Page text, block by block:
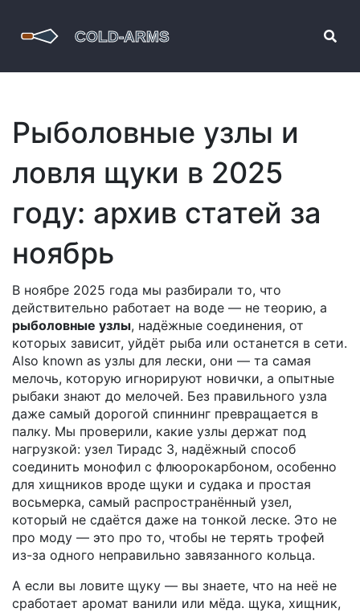
Рыболовные узлы и
ловля щуки в 2025
году: архив статей за
ноябрь
В ноябре 2025 года мы разбирали то, что
действительно работает на воде — не теорию, а
рыболовные узлы, надёжные соединения, от
которых зависит, уйдёт рыба или останется в сети.
Also known as узлы для лески, они — та самая
мелочь, которую игнорируют новички, а опытные
рыбаки знают до мелочей. Без правильного узла
даже самый дорогой спиннинг превращается в
палку. Мы проверили, какие узлы держат под
нагрузкой: узел Тирадс 3, надёжный способ
соединить монофил с флюорокарбоном, особенно
для хищников вроде щуки и судака и простая
восьмерка, самый распространённый узел,
который не сдаётся даже на тонкой леске. Это не
про моду — это про то, чтобы не терять трофей
из-за одного неправильно завязанного кольца.
А если вы ловите щуку — вы знаете, что на неё не
сработает аромат ванили или мёда. щукa, хищник,